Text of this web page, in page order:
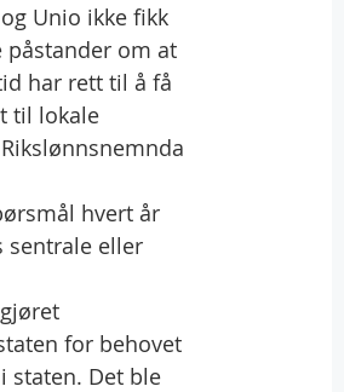
Unio ikke fikk
om at
har rett til å få
til lokale
hvert år
sentrale eller
for behovet
staten. Det ble